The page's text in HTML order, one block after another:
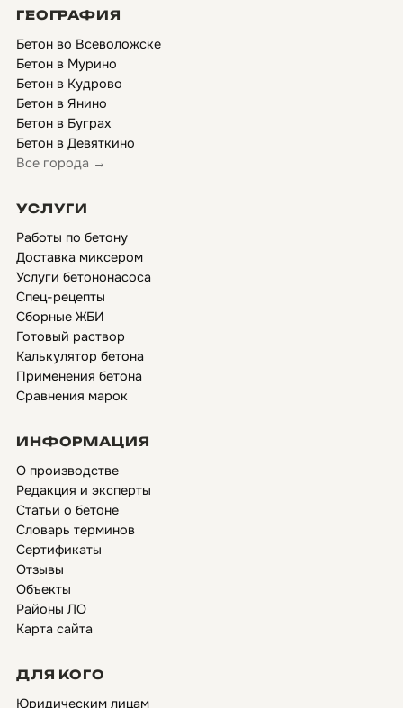
ГЕОГРАФИЯ
Бетон во Всеволожске
Бетон в Мурино
Бетон в Кудрово
Бетон в Янино
Бетон в Буграх
Бетон в Девяткино
Все города →
УСЛУГИ
Работы по бетону
Доставка миксером
Услуги бетононасоса
Спец-рецепты
Сборные ЖБИ
Готовый раствор
Калькулятор бетона
Применения бетона
Сравнения марок
ИНФОРМАЦИЯ
О производстве
Редакция и эксперты
Статьи о бетоне
Словарь терминов
Сертификаты
Отзывы
Объекты
Районы ЛО
Карта сайта
ДЛЯ КОГО
Юридическим лицам